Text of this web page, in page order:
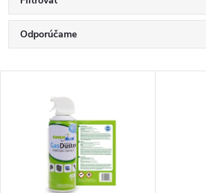
R
a
Odporúčame
Najpredávanejšie
Abecedne